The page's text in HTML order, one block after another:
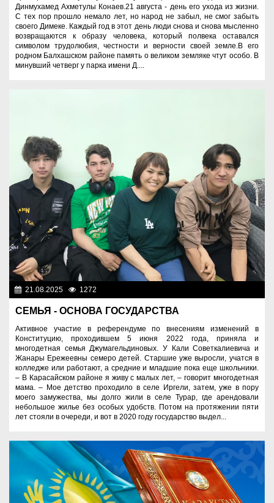
Динмухамед Ахметулы Конаев.21 августа - день его ухода из жизни.
С тех пор прошло немало лет, но народ не забыл, не смог забыть
своего Димеке. Каждый год в этот день люди снова и снова мысленно
возвращаются к образу человека, который полвека оставался
символом трудолюбия, честности и верности своей земле.В его
родном Балхашском районе память о великом земляке чтут особо. В
минувший четверг у парка имени Д....
21.08.2025 1272
СЕМЬЯ - ОСНОВА ГОСУДАРСТВА
Активное участие в референдуме по внесениям изменений в
Конституцию, проходившем 5 июня 2022 года, приняла и
многодетная семья Джумагельдиновых. У Кали Советкалиевича и
Жанары Ережеевны семеро детей. Старшие уже выросли, учатся в
колледже или работают, а средние и младшие пока еще школьники.
– В Карасайском районе я живу с малых лет, – говорит многодетная
мама. – Мое детство проходило в селе Иргели, затем, уже в пору
моего замужества, мы долго жили в селе Турар, где арендовали
небольшое жилье без особых удобств. Потом на протяжении пяти
лет стояли в очереди, и вот в 2020 году государство выдел...